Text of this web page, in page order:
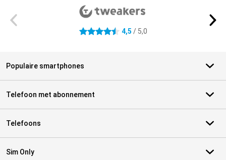
4.5 sterren 4,5 / 5,0
Populaire smartphones
Telefoon met abonnement
Telefoons
Sim Only